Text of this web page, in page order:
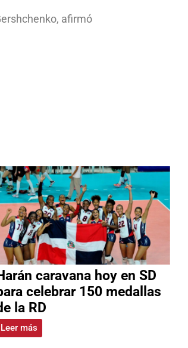
afirmó
caravana hoy en SD
celebrar 150 medallas
la RD
Leer más